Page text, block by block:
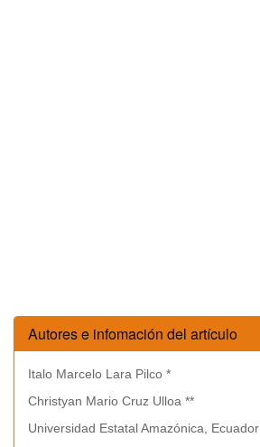
Autores e infomación del artículo
Italo Marcelo Lara Pilco *
Christyan Mario Cruz Ulloa **
Universidad Estatal Amazónica, Ecuador